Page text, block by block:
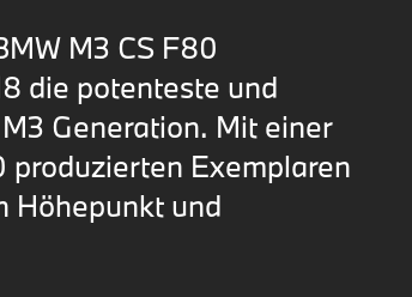
M3 CS F80
die potenteste und
Generation. Mit einer
Exemplaren
Höhepunkt und